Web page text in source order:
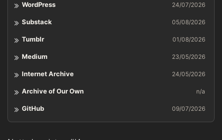
WordPress 24/07/2026
Substack 05/08/2026
Tumblr 01/08/2026
Medium 23/05/2026
Internet Archive 24/05/2026
Archive of Our Own n/a
GitHub 09/07/2026